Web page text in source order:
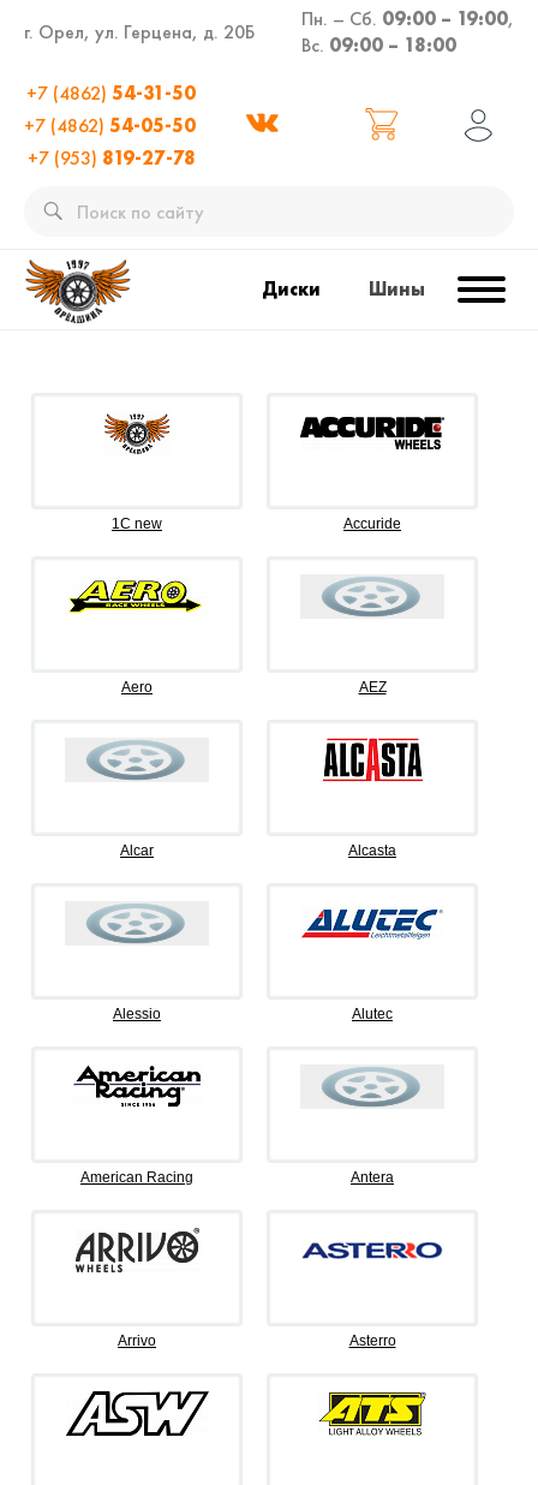
г. Орел, ул. Герцена, д. 20Б
Пн. – Сб. 09:00 – 19:00,
Вс. 09:00 – 18:00
+7 (4862) 54-31-50
+7 (4862) 54-05-50
+7 (953) 819-27-78
Диски Шины
1C new Accuride
Aero AEZ
Alcar Alcasta
Alessio Alutec
American Racing Antera
Arrivo Asterro